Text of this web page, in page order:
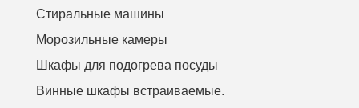
Стиральные машины
Морозильные камеры
Шкафы для подогрева посуды
Винные шкафы встраиваемые.